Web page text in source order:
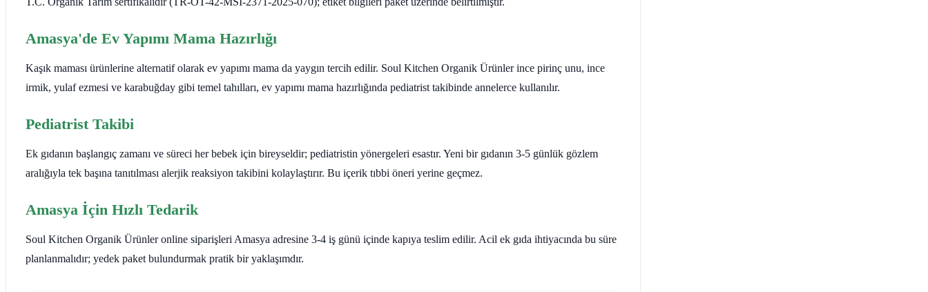
Amasya'de Ev Yapımı Mama Hazırlığı
Kaşık maması ürünlerine alternatif olarak ev yapımı mama da yaygın tercih edilir. Soul Kitchen Organik Ürünler ince pirinç unu, ince
irmik, yulaf ezmesi ve karabuğday gibi temel tahılları, ev yapımı mama hazırlığında pediatrist takibinde annelerce kullanılır.
Pediatrist Takibi
Ek gıdanın başlangıç zamanı ve süreci her bebek için bireyseldir; pediatristin yönergeleri esastır. Yeni bir gıdanın 3-5 günlük gözlem
aralığıyla tek başına tanıtılması alerjik reaksiyon takibini kolaylaştırır. Bu içerik tıbbi öneri yerine geçmez.
Amasya İçin Hızlı Tedarik
Soul Kitchen Organik Ürünler online siparişleri Amasya adresine 3-4 iş günü içinde kapıya teslim edilir. Acil ek gıda ihtiyacında bu süre
planlanmalıdır; yedek paket bulundurmak pratik bir yaklaşımdır.